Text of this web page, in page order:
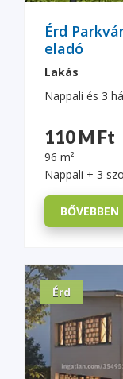
Érd
eladó
Lakás
Nappali és 3
110 M Ft
96 m²
Nappali + 3
BŐVEBBEN
Érd